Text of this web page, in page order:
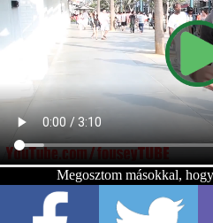
Megosztom másokkal,